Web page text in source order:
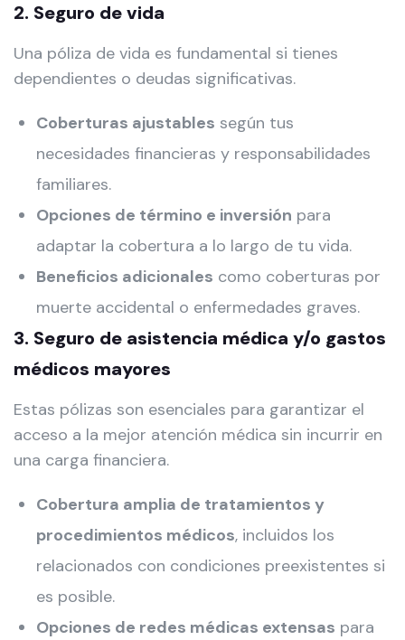
2. Seguro de vida
Una póliza de vida es fundamental si tienes
dependientes o deudas significativas.
Coberturas ajustables según tus
necesidades financieras y responsabilidades
familiares.
Opciones de término e inversión para
adaptar la cobertura a lo largo de tu vida.
Beneficios adicionales como coberturas por
muerte accidental o enfermedades graves.
3. Seguro de asistencia médica y/o gastos
médicos mayores
Estas pólizas son esenciales para garantizar el
acceso a la mejor atención médica sin incurrir en
una carga financiera.
Cobertura amplia de tratamientos y
procedimientos médicos, incluidos los
relacionados con condiciones preexistentes si
es posible.
Opciones de redes médicas extensas para